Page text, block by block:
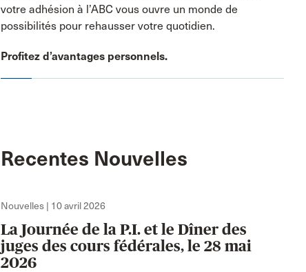
votre adhésion à l’ABC vous ouvre un monde de
possibilités pour rehausser votre quotidien.
Profitez d’avantages personnels.
Recentes Nouvelles
Nouvelles | 10 avril 2026
La Journée de la P.I. et le Dîner des
juges des cours fédérales, le 28 mai
2026